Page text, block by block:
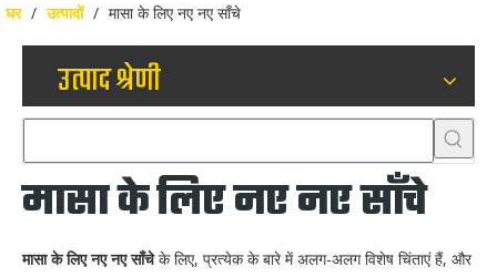
घर / उत्पादों / मासा के लिए नए नए साँचे
उत्पाद श्रेणी
मासा के लिए नए नए साँचे
मासा के लिए नए नए साँचेके लिए, प्रत्येक के बारे में अलग-अलग विशेष चिंताएं हैं, और